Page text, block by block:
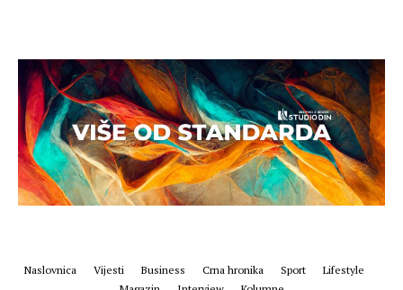
Naslovnica Vijesti Business Crna hronika Sport
Lifestyle